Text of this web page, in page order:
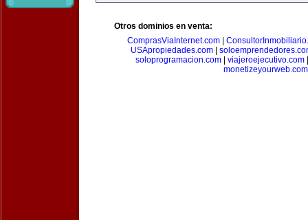
Otros dominios en venta:
ComprasViaInternet.com
USApropiedades.com
soloprogramacion.com
viajeroejecutivo.com
monetizeyourweb.com